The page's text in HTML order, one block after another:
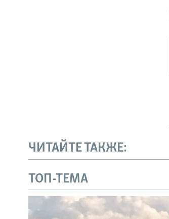
ЧИТАЙТЕ ТАКЖЕ:
ТОП-ТЕМА